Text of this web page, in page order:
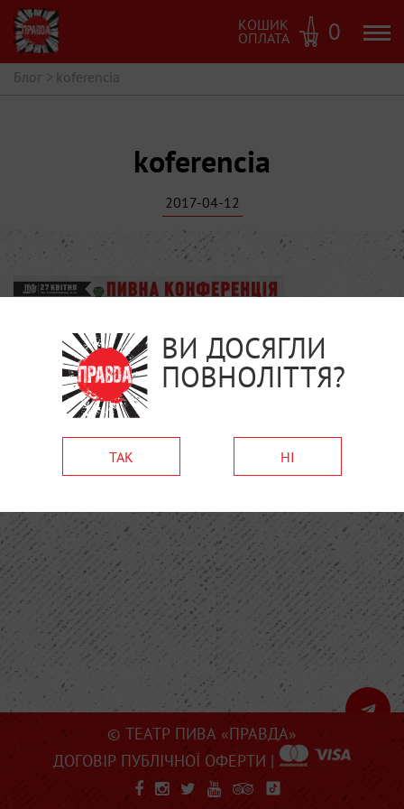
КОШИК
ОПЛАТА 0
Блог > koferencia
koferencia
2017-04-12
© ТЕАТР ПИВА «ПРАВДА»
ДОГОВІР ПУБЛІЧНОЇ ОФЕРТИ |
ВИ ДОСЯГЛИ
ПОВНОЛІТТЯ?
ТАК НІ